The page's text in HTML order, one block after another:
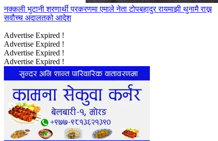
नक्कली भुटानी शरणार्थी प्रकरणमा एमाले नेता टोपबहादुर रायमाझी थुनामै राख्न
सवौच्च अदालतको आदेश
Advertise Expired !
Advertise Expired !
Advertise Expired !
Advertise Expired !